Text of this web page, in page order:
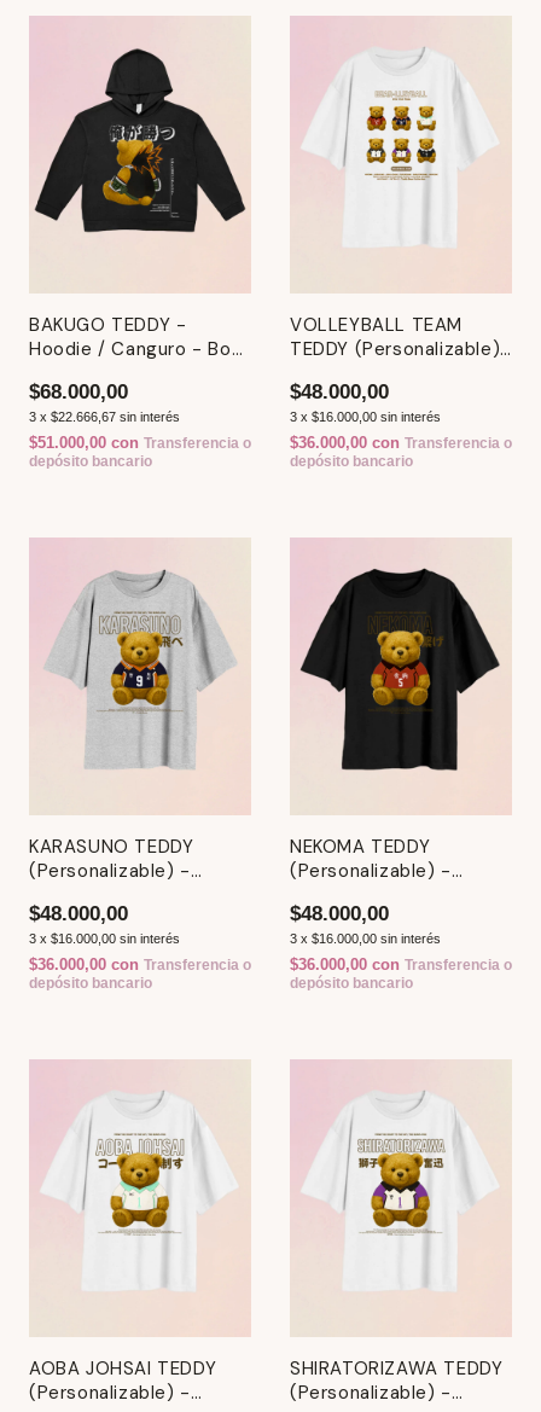
BAKUGO TEDDY -
Hoodie / Canguro - Boku
$68.000,00
3 x $22.666,67 sin interés
$51.000,00 con Transferencia o
depósito bancario
VOLLEYBALL TEAM
TEDDY (Personalizable)
$48.000,00
3 x $16.000,00 sin interés
$36.000,00 con Transferencia o
depósito bancario
KARASUNO TEDDY
(Personalizable) -
$48.000,00
3 x $16.000,00 sin interés
$36.000,00 con Transferencia o
depósito bancario
NEKOMA TEDDY
(Personalizable) -
$48.000,00
3 x $16.000,00 sin interés
$36.000,00 con Transferencia o
depósito bancario
AOBA JOHSAI TEDDY
(Personalizable) -
SHIRATORIZAWA TEDDY
(Personalizable) -